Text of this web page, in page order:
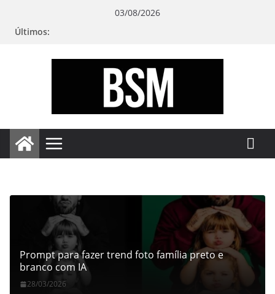
03/08/2026
Últimos:
sua
Mente
Prompt para fazer trend foto família preto e
branco com IA
28/03/2026